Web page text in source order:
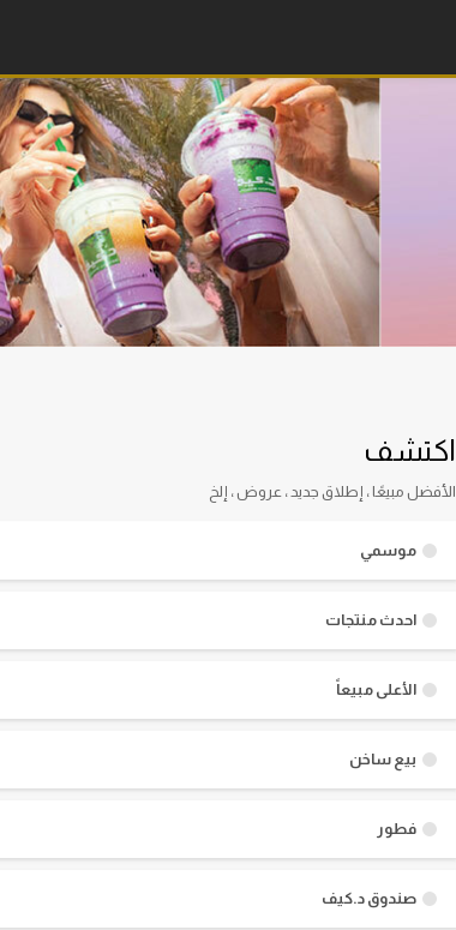
اكتشف
الأفضل مبيعًا ، إطلاق جديد ، عروض ، إلخ
موسمي
احدث منتجات
الأعلى مبيعاً
بيع ساخن
فطور
صندوق د.كيف